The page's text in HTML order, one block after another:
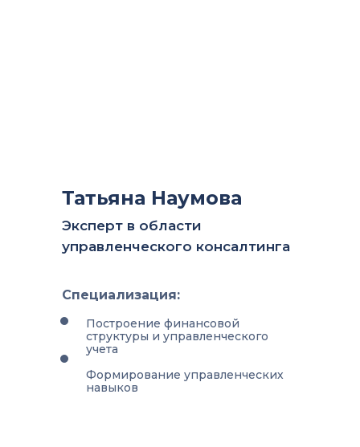
Татьяна Наумова
Эксперт в области
управленческого консалтинга
Специализация:
Построение финансовой
структуры и управленческого
учета
Формирование управленческих
навыков